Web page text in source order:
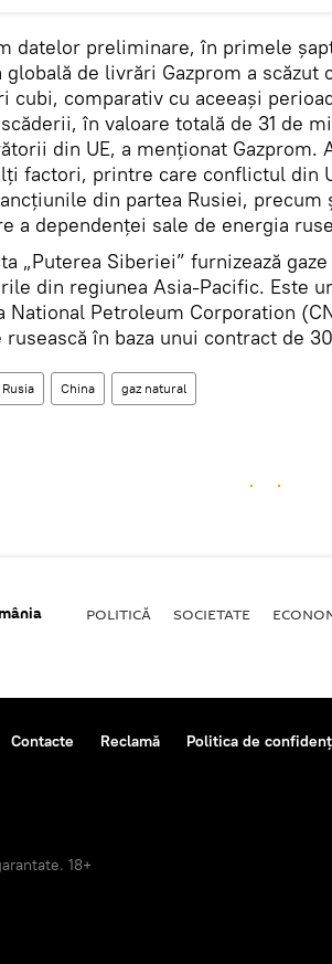
datelor preliminare, în primele
globală de livrări Gazprom a
cubi, comparativ cu aceeași
în valoare totală de 31 de
din UE, a menționat Gazprom.
factori, printre care conflictul din
din partea Rusiei,
a dependenței sale de energia
„Puterea Siberiei” furnizează
din regiunea Asia-Pacific. Este
National Petroleum Corporation
rusească în baza unui contract de
Rusia China gaz natural
POLITICĂ SOCIETATE
Contacte Reclamă Politica de
18+